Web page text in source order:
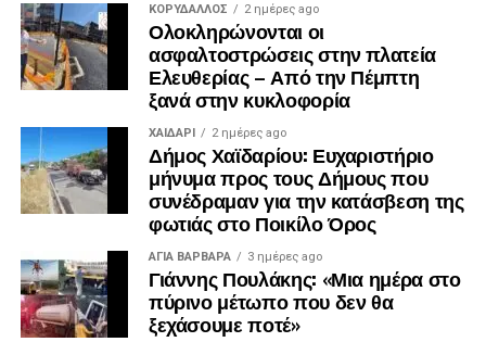
ΚΟΡΥΔΑΛΛΟΣ 2 ημέρες ago
Ολοκληρώνονται οι
ασφαλτοστρώσεις στην πλατεία
Ελευθερίας – Από την Πέμπτη
ξανά στην κυκλοφορία
ΧΑΪΔΑΡΙ 2 ημέρες ago
Δήμος Χαϊδαρίου: Ευχαριστήριο
μήνυμα προς τους Δήμους που
συνέδραμαν για την κατάσβεση της
φωτιάς στο Ποικίλο Όρος
ΑΓΙΑ ΒΑΡΒΑΡΑ 3 ημέρες ago
Γιάννης Πουλάκης: «Μια ημέρα στο
πύρινο μέτωπο που δεν θα
ξεχάσουμε ποτέ»